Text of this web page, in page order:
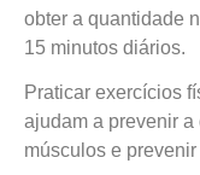
obter a quantidade
15 minutos diários.
Praticar exercícios
ajudam a prevenir
músculos e